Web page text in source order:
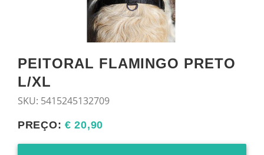
PEITORAL FLAMINGO PRETO
L/XL
SKU: 5415245132709
PREÇO:€ 20,90